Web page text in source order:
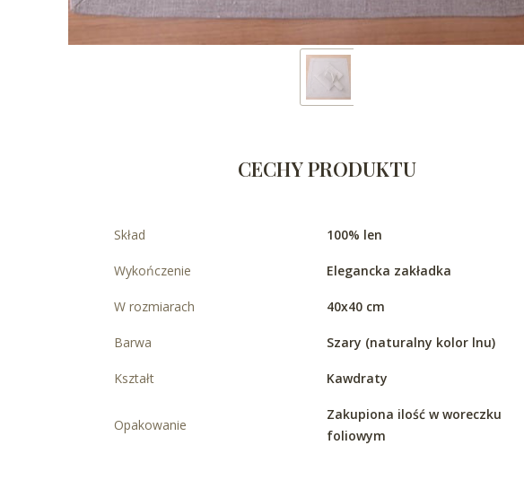
CECHY PRODUKTU
Skład 100% len
Wykończenie Elegancka zakładka
W rozmiarach 40x40 cm
Barwa Szary (naturalny kolor lnu)
Kształt Kawdraty
Opakowanie
Zakupiona ilość w woreczku
foliowym